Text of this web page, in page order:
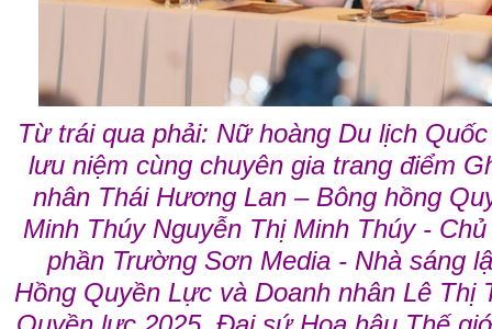
Từ trái qua phải: Nữ hoàng Du lịch
lưu niệm cùng chuyên gia trang điểm
nhân Thái Hương Lan – Bông hồng
Minh Thúy Nguyễn Thị Minh Thúy -
phần Trường Sơn Media - Nhà sáng
Hồng Quyền Lực và Doanh nhân Lê Thị